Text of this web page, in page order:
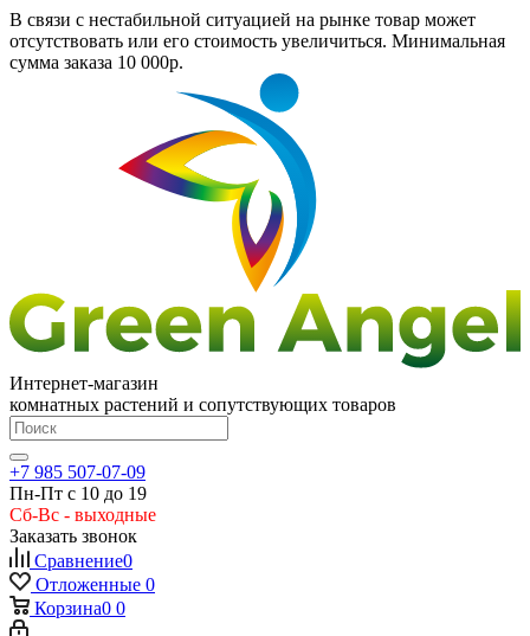
В связи с нестабильной ситуацией на рынке товар может
отсутствовать или его стоимость увеличиться. Минимальная
сумма заказа 10 000р.
Интернет-магазин
комнатных растений и сопутствующих товаров
+7 985 507-07-09
Пн-Пт с 10 до 19
Сб-Вс - выходные
Заказать звонок
Сравнение0
Отложенные 0
Корзина0 0